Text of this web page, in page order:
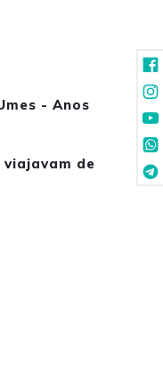
- Anos
viajavam de